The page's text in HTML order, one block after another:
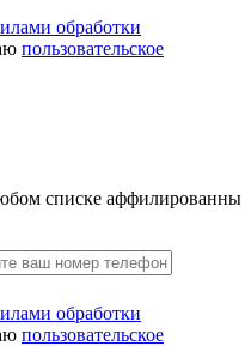
обработки
пользовательское
списке аффилированны
обработки
пользовательское